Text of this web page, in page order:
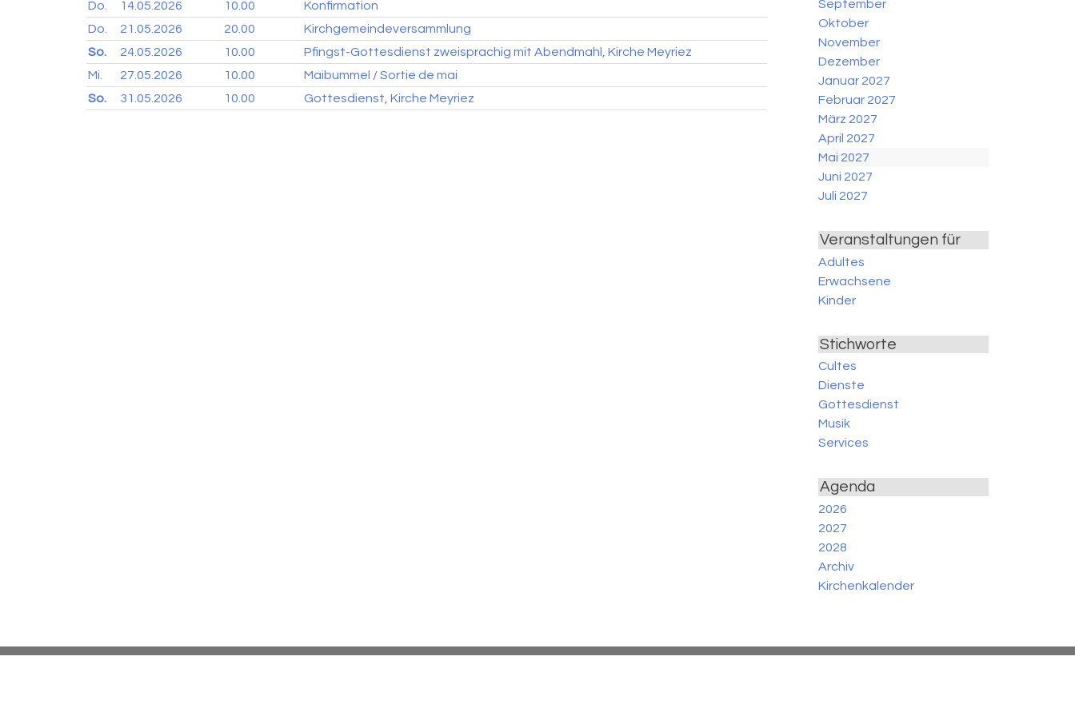
Do. 14.05. 2026 10.00
Konfirmation
Do.
21.05. 2026 20.00
Kirchgemeindeversammlung
So.
24.05. 2026 10.00
Pfingst-Gottesdienst zweisprachig mit Abendmahl, Kirche Meyriez
Mi.
27.05. 2026 10.00
Maibummel / Sortie de mai
So.
31.05. 2026 10.00 Gottesdienst, Kirche Meyriez
September
Oktober
November
Dezember
Januar 2027
Februar 2027
März 2027
April 2027
Mai 2027
Juni 2027
Juli 2027
Veranstaltungen für
Adultes
Erwachsene
Kinder
Stichworte
Cultes
Dienste
Gottesdienst
Musik
Services
Agenda
2026
2027
2028
Archiv
Kirchenkalender